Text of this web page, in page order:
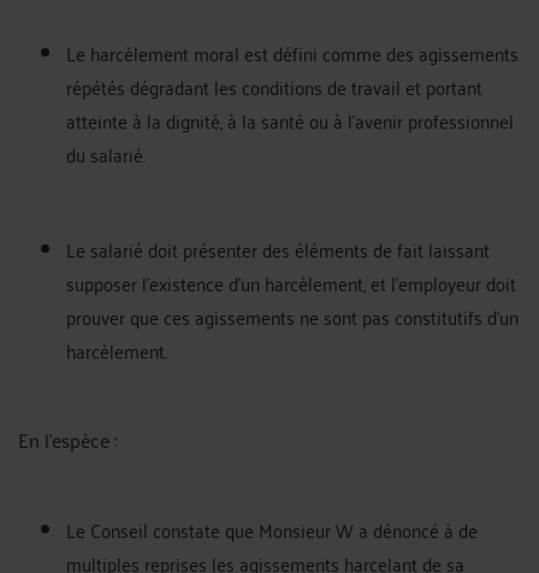
Le harcèlement moral est défini comme des agissements
répétés dégradant les conditions de travail et portant
atteinte à la dignité, à la santé ou à l'avenir professionnel
du salarié.
Le salarié doit présenter des éléments de fait laissant
supposer l'existence d'un harcèlement, et l'employeur doit
prouver que ces agissements ne sont pas constitutifs d'un
harcèlement.
En l'espèce :
Le Conseil constate que Monsieur W a dénoncé à de
multiples reprises les agissements harcelant de sa